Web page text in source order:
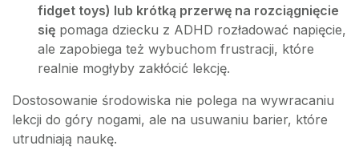
fidget toys) lub krótką przerwę na rozciągnięcie
się pomaga dziecku z ADHD rozładować napięcie,
ale zapobiega też wybuchom frustracji, które
realnie mogłyby zakłócić lekcję.
Dostosowanie środowiska nie polega na wywracaniu
lekcji do góry nogami, ale na usuwaniu barier, które
utrudniają naukę.